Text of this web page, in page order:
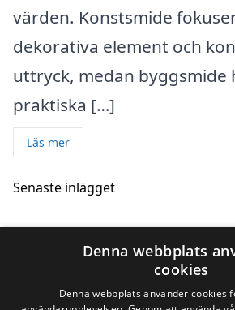
värden. Konstsmide
dekorativa element och
uttryck, medan byggsmide
praktiska […]
Läs mer
Senaste inlägget
Skillnaden mellan
och industrismide
Denna webbplats
cookies
Denna webbplats använder cookies